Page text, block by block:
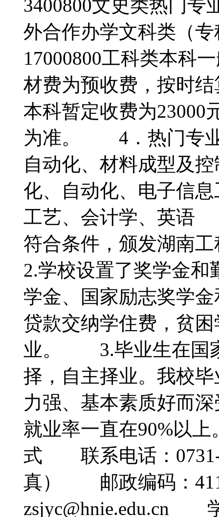
3400800文史类热门专
外合作办学文科类（
17000800工科类本
材费为预收费，按时
本科暂定收费为23000
为准。 4．热门专
自动化、材料成型及
化、自动化、电子信
工艺、会计学、英
符合条件，颁发湖
2.学校设置了奖学金
学金、国家励志奖学
贷款交纳学住费，贫
业。 3.毕业生在国
择，自主择业。我校
力强、基本素质好而
就业率一直在90%以
式 联系电话：0731-
真） 邮政编码：
zsjyc@hnie.edu.cn